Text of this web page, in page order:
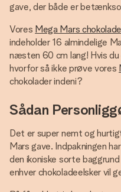
gave, der både er
Vores Mega Mars chokolade
indeholder 16 almindelige
næsten 60 cm lang! Hvis
hvorfor så ikke prøve vores
chokolader indeni?
Sådan
Det er super nemt og
Mars gave. Indpakningen
den ikoniske sorte
enhver chokoladeelsker vil